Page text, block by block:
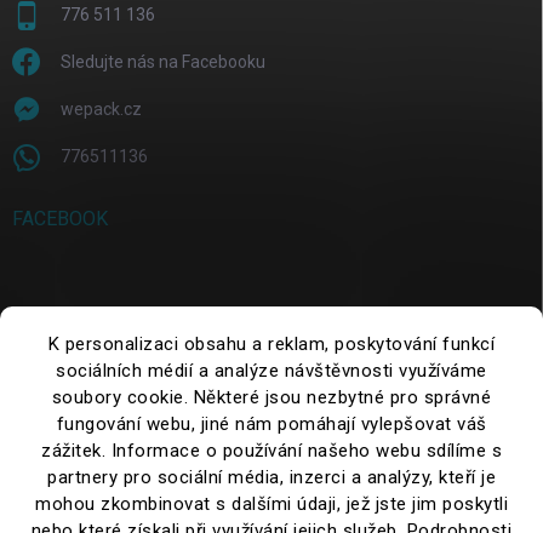
K personalizaci obsahu a reklam, poskytování funkcí
sociálních médií a analýze návštěvnosti využíváme
soubory cookie. Některé jsou nezbytné pro správné
fungování webu, jiné nám pomáhají vylepšovat váš
zážitek. Informace o používání našeho webu sdílíme s
partnery pro sociální média, inzerci a analýzy, kteří je
mohou zkombinovat s dalšími údaji, jež jste jim poskytli
776 511 136
Sledujte nás na Facebooku
wepack.cz
776511136
FACEBOOK
Suchen